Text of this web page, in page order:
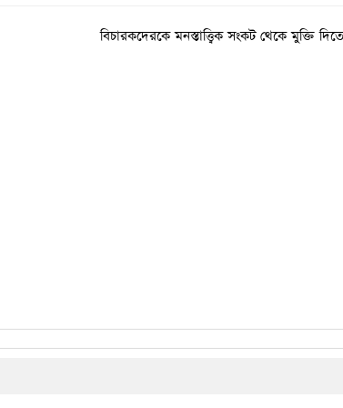
বিচারকদেরকে মনস্তাত্ত্বিক সংকট থেকে মুক্তি